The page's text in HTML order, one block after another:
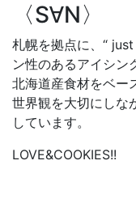
〈S∀N〉
札幌を拠点に、“
ン性のあるアイシン
北海道産食材をベー
世界観を大切にしな
しています。
LOVE&COOKIES!!